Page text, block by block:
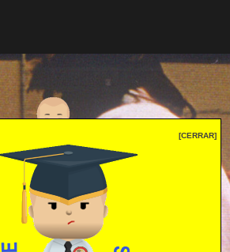
[CERRAR]
mrprepor: el